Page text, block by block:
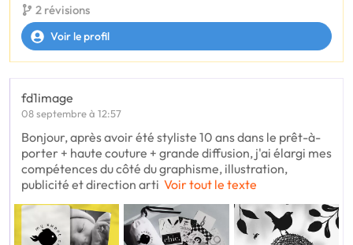
2 révisions
Voir le profil
fd1image
08 septembre à 12:57
Bonjour, après avoir été styliste 10 ans dans le prêt-à-
porter + haute couture + grande diffusion, j'ai élargi mes
compétences du côté du graphisme, illustration,
publicité et direction arti Voir tout le texte